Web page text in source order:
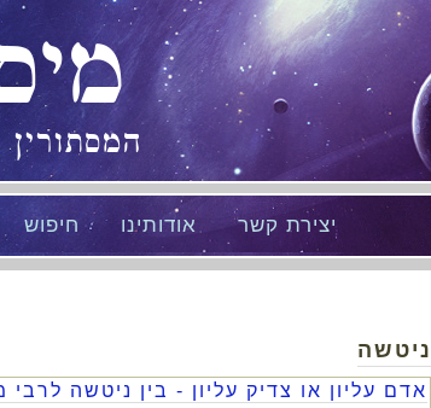
חיפוש אודותינו יצירת קשר
ניטשה
אדם עליון או צדיק עליון - בין ניטשה לרבי